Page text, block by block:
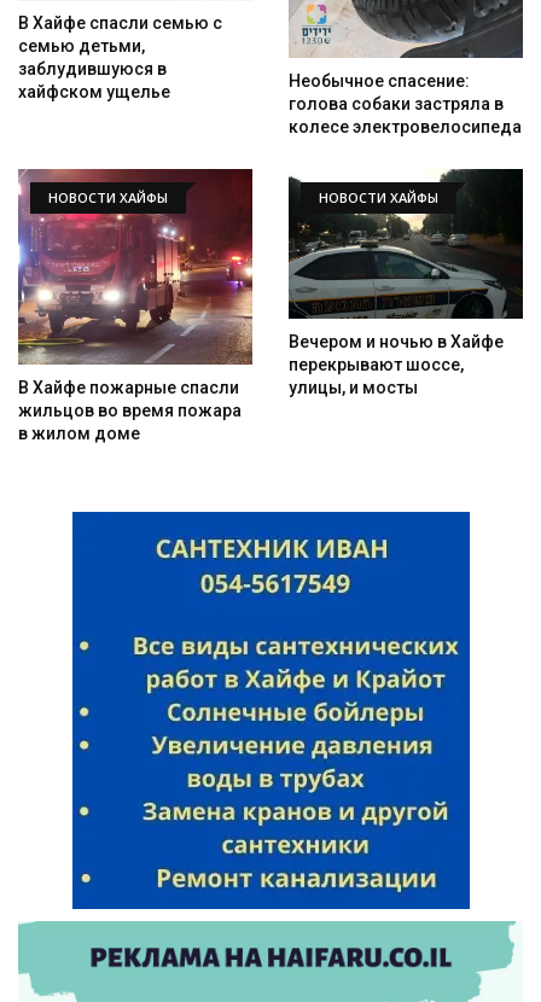
В Хайфе спасли семью с
семью детьми,
заблудившуюся в
хайфском ущелье
Необычное спасение:
голова собаки застряла в
колесе электровелосипеда
НОВОСТИ ХАЙФЫ
В Хайфе пожарные спасли
жильцов во время пожара
в жилом доме
НОВОСТИ ХАЙФЫ
Вечером и ночью в Хайфе
перекрывают шоссе,
улицы, и мосты